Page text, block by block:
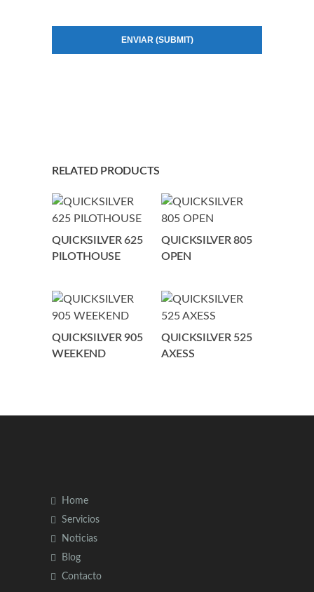
RELATED PRODUCTS
QUICKSILVER 625
PILOTHOUSE
QUICKSILVER 805
OPEN
QUICKSILVER 905
WEEKEND
QUICKSILVER 525
AXESS
Home
Servicios
Noticias
Blog
Contacto